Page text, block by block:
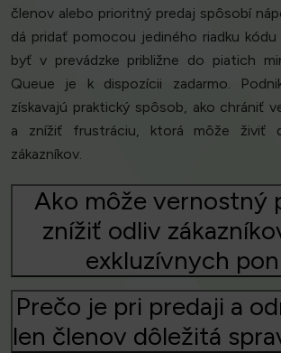
členov alebo prioritný predaj spôsobí
dá pridať pomocou jediného riadku
byť v prevádzke približne do piatich
Queue je k dispozícii zadarmo.
získavajú praktický spôsob, ako chrániť
a znížiť frustráciu, ktorá môže živiť
zákazníkov.
Ako môže vernostný
znížiť odliv
exkluzívnych
Prečo je pri predaji a
len členov dôležitá